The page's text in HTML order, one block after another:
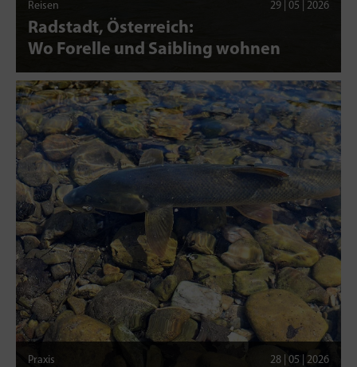
Reisen 29 | 05 | 2026
Radstadt, Österreich:
Wo Forelle und Saibling wohnen
Praxis 28 | 05 | 2026